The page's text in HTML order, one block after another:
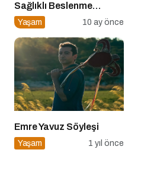
Sağlıklı Beslenme
Takıntısı
Yaşam 10 ay önce
Emre Yavuz Söyleşi
Yaşam 1 yıl önce